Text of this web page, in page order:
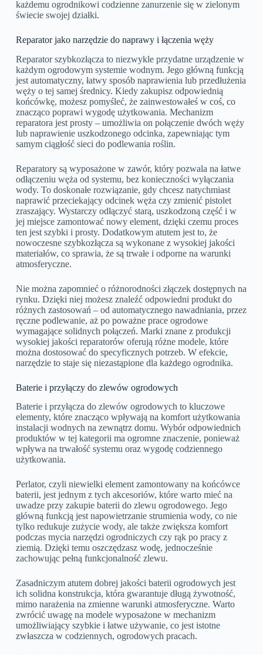
każdemu ogrodnikowi codzienne zanurzenie się w zielonym
świecie swojej działki.
Reparator jako narzędzie do naprawy i łączenia węży
Reparator szybkozłącza to niezwykle przydatne urządzenie w
każdym ogrodowym systemie wodnym. Jego główną funkcją
jest automatyczny, łatwy sposób naprawienia lub przedłużenia
węży o tej samej średnicy. Kiedy zakupisz odpowiednią
końcówkę, możesz pomyśleć, że zainwestowałeś w coś, co
znacząco poprawi wygodę użytkowania. Mechanizm
reparatora jest prosty – umożliwia on połączenie dwóch węży
lub naprawienie uszkodzonego odcinka, zapewniając tym
samym ciągłość sieci do podlewania roślin.
Reparatory są wyposażone w zawór, który pozwala na łatwe
odłączeniu węża od systemu, bez konieczności wyłączania
wody. To doskonałe rozwiązanie, gdy chcesz natychmiast
naprawić przeciekający odcinek węża czy zmienić pistolet
zraszający. Wystarczy odłączyć starą, uszkodzoną część i w
jej miejsce zamontować nowy element, dzięki czemu proces
ten jest szybki i prosty. Dodatkowym atutem jest to, że
nowoczesne szybkozłącza są wykonane z wysokiej jakości
materiałów, co sprawia, że są trwałe i odporne na warunki
atmosferyczne.
Nie można zapomnieć o różnorodności złączek dostępnych na
rynku. Dzięki niej możesz znaleźć odpowiedni produkt do
różnych zastosowań – od automatycznego nawadniania, przez
ręczne podlewanie, aż po poważne prace ogrodowe
wymagające solidnych połączeń. Marki znane z produkcji
wysokiej jakości reparatorów oferują różne modele, które
można dostosować do specyficznych potrzeb. W efekcie,
narzędzie to staje się niezastąpione dla każdego ogrodnika.
Baterie i przyłączy do zlewów ogrodowych
Baterie i przyłącza do zlewów ogrodowych to kluczowe
elementy, które znacząco wpływają na komfort użytkowania
instalacji wodnych na zewnątrz domu. Wybór odpowiednich
produktów w tej kategorii ma ogromne znaczenie, ponieważ
wpływa na trwałość systemu oraz wygodę codziennego
użytkowania.
Perlator, czyli niewielki element zamontowany na końcówce
baterii, jest jednym z tych akcesoriów, które warto mieć na
uwadze przy zakupie baterii do zlewu ogrodowego. Jego
główną funkcją jest napowietrzanie strumienia wody, co nie
tylko redukuje zużycie wody, ale także zwiększa komfort
podczas mycia narzędzi ogrodniczych czy rąk po pracy z
ziemią. Dzięki temu oszczędzasz wodę, jednocześnie
zachowując pełną funkcjonalność zlewu.
Zasadniczym atutem dobrej jakości baterii ogrodowych jest
ich solidna konstrukcja, która gwarantuje długą żywotność,
mimo narażenia na zmienne warunki atmosferyczne. Warto
zwrócić uwagę na modele wyposażone w mechanizm
umożliwiający szybkie i łatwe używanie, co jest istotne
zwłaszcza w codziennych, ogrodowych pracach.